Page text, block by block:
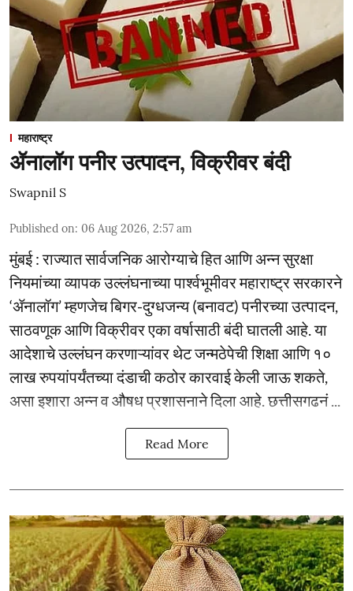
महाराष्ट्र
ॲनालॉग पनीर उत्पादन, विक्रीवर बंदी
Swapnil S
Published on: 06 Aug 2026, 2:57 am
मुंबई : राज्यात सार्वजनिक आरोग्याचे हित आणि अन्न सुरक्षा
नियमांच्या व्यापक उल्लंघनाच्या पार्श्वभूमीवर महाराष्ट्र सरकारने
‘ॲनालॉग’ म्हणजेच बिगर-दुग्धजन्य (बनावट) पनीरच्या उत्पादन,
साठवणूक आणि विक्रीवर एका वर्षासाठी बंदी घातली आहे. या
आदेशाचे उल्लंघन करणाऱ्यांवर थेट जन्मठेपेची शिक्षा आणि १०
लाख रुपयांपर्यंतच्या दंडाची कठोर कारवाई केली जाऊ शकते,
असा इशारा अन्न व औषध प्रशासनाने दिला आहे. छत्तीसगढनं ...
Read More